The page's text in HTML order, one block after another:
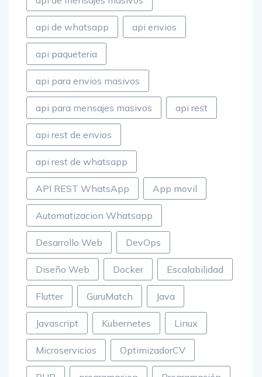
api de mensajes masivos
api de whatsapp api envios
api paqueteria
api para envios masivos
api para mensajes masivos api rest
api rest de envios
api rest de whatsapp
API REST WhatsApp App movil
Automatizacion Whatsapp
Desarrollo Web DevOps
Diseño Web Docker Escalabilidad
Flutter GuruMatch Java
Javascript Kubernetes Linux
Microservicios OptimizadorCV